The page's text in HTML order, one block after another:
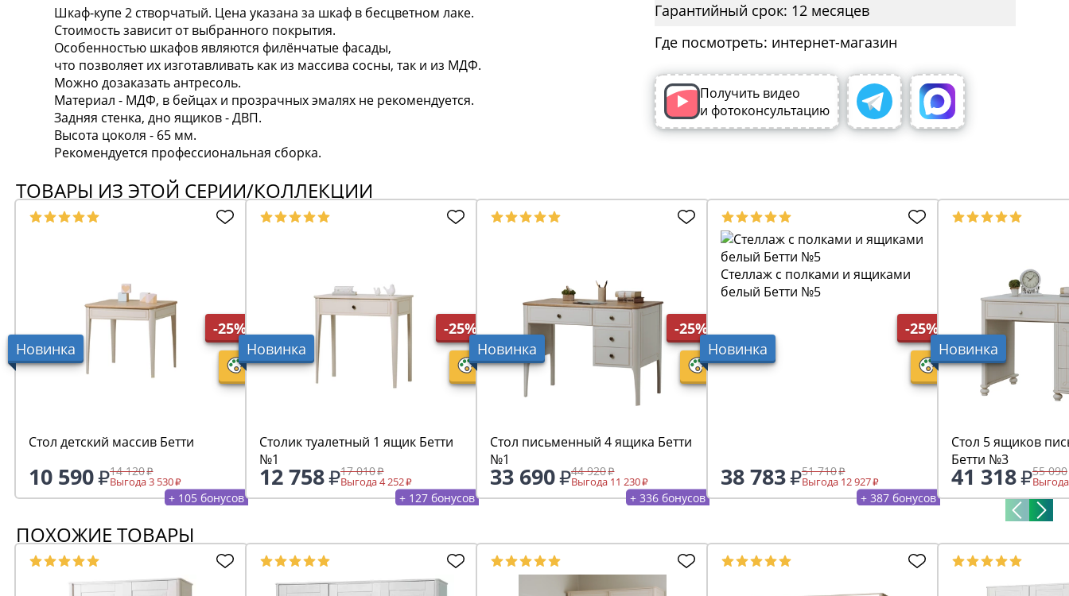
Шкаф-купе 2 створчатый. Цена указана за шкаф в бесцветном лаке.
Стоимость зависит от выбранного покрытия.
Особенностью шкафов являются филёнчатые фасады,
что позволяет их изготавливать как из массива сосны, так и из МДФ.
Можно дозаказать антресоль.
Материал - МДФ, в бейцах и прозрачных эмалях не рекомендуется.
Задняя стенка, дно ящиков - ДВП.
Высота цоколя - 65 мм.
Рекомендуется профессиональная сборка.
Гарантийный срок: 12 месяцев
Где посмотреть: интернет-магазин
Получить видео
и фотоконсультацию
ТОВАРЫ ИЗ ЭТОЙ СЕРИИ/КОЛЛЕКЦИИ
Новинка
-25%
Стол детский массив Бетти
10 590 14 120
Выгода 3 530
+ 105 бонусов
Новинка
-25%
Столик туалетный 1 ящик Бетти
№1
12 758 17 010
Выгода 4 252
+ 127 бонусов
Новинка
-25%
Стол письменный 4 ящика Бетти
№1
33 690 44 920
Выгода 11 230
+ 336 бонусов
Новинка
-25%
Стеллаж с полками и ящиками
белый Бетти №5
38 783 51 710
Выгода 12 927
+ 387 бонусов
Новинка
Стол 5 ящиков
Бетти №3
41 318 55 090
ПОХОЖИЕ ТОВАРЫ